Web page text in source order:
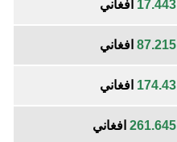
17.443 افغاني
87.215 افغاني
174.43 افغاني
261.645 افغاني